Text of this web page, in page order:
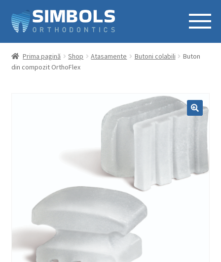
Prima pagină Shop Atasamente Butoni colabili
Buton
din compozit OrthoFlex